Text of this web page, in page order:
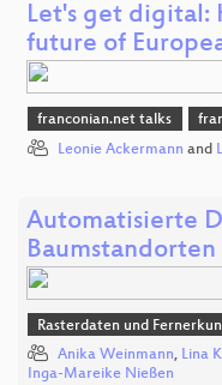
Let's get digital:
future of
franconian.net talks
Leonie Ackermann and
Automatisierte
Rasterdaten und
Anika Weinmann, Lina
Inga-Mareike Nießen